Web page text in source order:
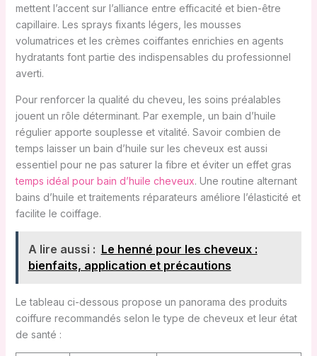
mettent l’accent sur l’alliance entre efficacité et bien-être
capillaire. Les sprays fixants légers, les mousses
volumatrices et les crèmes coiffantes enrichies en agents
hydratants font partie des indispensables du professionnel
averti.
Pour renforcer la qualité du cheveu, les soins préalables
jouent un rôle déterminant. Par exemple, un bain d’huile
régulier apporte souplesse et vitalité. Savoir combien de
temps laisser un bain d’huile sur les cheveux est aussi
essentiel pour ne pas saturer la fibre et éviter un effet gras
temps idéal pour bain d’huile cheveux. Une routine alternant
bains d’huile et traitements réparateurs améliore l’élasticité et
facilite le coiffage.
A lire aussi : Le henné pour les cheveux :
bienfaits, application et précautions
Le tableau ci-dessous propose un panorama des produits
coiffure recommandés selon le type de cheveux et leur état
de santé :